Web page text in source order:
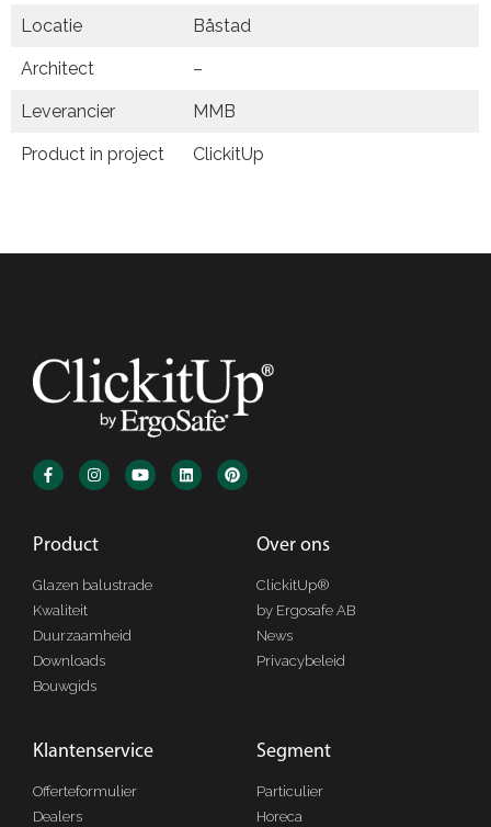
Locatie Båstad
Architect –
Leverancier MMB
Product in project ClickitUp
Klantenservice
Offerteformulier
Dealers
Product​
Glazen balustrade
Kwaliteit
Duurzaamheid
Downloads
Bouwgids
Over ons​
ClickitUp®
by Ergosafe AB
News
Privacybeleid
Segment
Particulier
Horeca